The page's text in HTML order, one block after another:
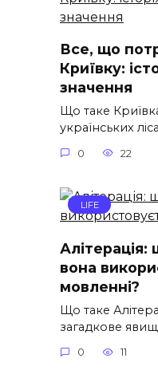
Все, що
Криївку:
значення
Що таке
українських
0 22
LIFE
Алітерація:
вона
мовленні?
Що таке
загадкове
0 11